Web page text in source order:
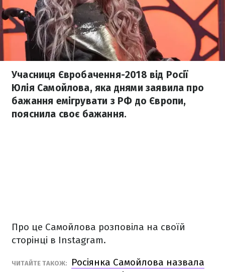
Учасниця Євробачення-2018 від Росії
Юлія Самойлова, яка днями заявила про
бажання емігрувати з РФ до Європи,
пояснила своє бажання.
Про це Самойлова розповіла на своїй
сторінці в Instagram.
ЧИТАЙТЕ ТАКОЖ:
Росіянка Самойлова назвала